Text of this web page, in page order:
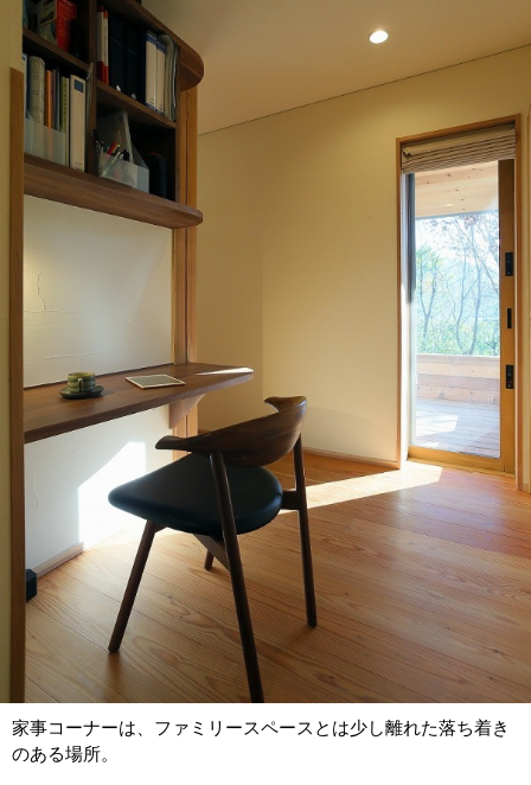
家事コーナーは、ファミリースペースとは少し離れた落ち着き
のある場所。